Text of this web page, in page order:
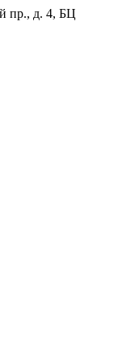
пр., д. 4, БЦ